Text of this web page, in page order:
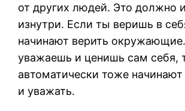
от других людей. Это должно
изнутри. Если ты веришь в
начинают верить
уважаешь и ценишь сам себя,
автоматически тоже начинают
и уважать.